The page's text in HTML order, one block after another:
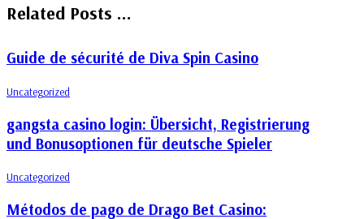
Related Posts ...
Guide de sécurité de Diva Spin Casino
Uncategorized
gangsta casino login: Übersicht, Registrierung
und Bonusoptionen für deutsche Spieler
Uncategorized
Métodos de pago de Drago Bet Casino: